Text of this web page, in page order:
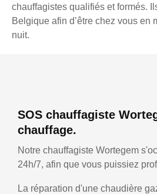
chauffagistes qualifiés et formés.
Belgique afin d’être chez vous en
nuit.
SOS chauffagiste
chauffage.
Notre chauffagiste Wortegem
24h/7, afin que vous puissiez
La réparation d'une chaudière